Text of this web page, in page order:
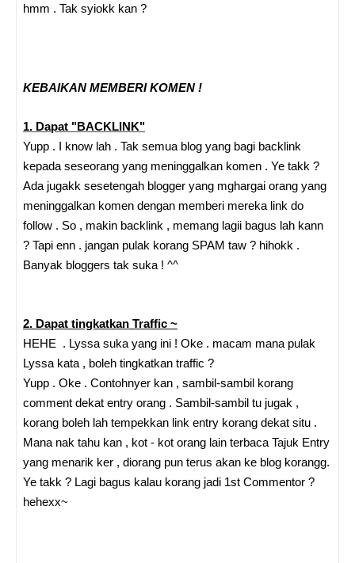
hmm . Tak syiokk kan ?
KEBAIKAN MEMBERI KOMEN !
1. Dapat "BACKLINK"
Yupp . I know lah . Tak semua blog yang bagi backlink
kepada seseorang yang meninggalkan komen . Ye takk ?
Ada jugakk sesetengah blogger yang mghargai orang yang
meninggalkan komen dengan memberi mereka link do
follow . So , makin backlink , memang lagii bagus lah kann
? Tapi enn . jangan pulak korang SPAM taw ? hihokk .
Banyak bloggers tak suka ! ^^
2. Dapat tingkatkan Traffic ~
HEHE . Lyssa suka yang ini ! Oke . macam mana pulak
Lyssa kata , boleh tingkatkan traffic ?
Yupp . Oke . Contohnyer kan , sambil-sambil korang
comment dekat entry orang . Sambil-sambil tu jugak ,
korang boleh lah tempekkan link entry korang dekat situ .
Mana nak tahu kan , kot - kot orang lain terbaca Tajuk Entry
yang menarik ker , diorang pun terus akan ke blog korangg.
Ye takk ? Lagi bagus kalau korang jadi 1st Commentor ?
hehexx~